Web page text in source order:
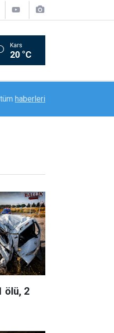
Kars
20 °C
Türk bayrağıyla nefes kesen
haberleri
ölü, 2